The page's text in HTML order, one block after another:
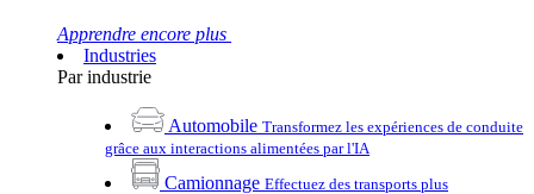
Apprendre encore plus
Industries
Par industrie
Automobile Transformez les expériences de conduite
grâce aux interactions alimentées par l'IA
Camionnage Effectuez des transports plus